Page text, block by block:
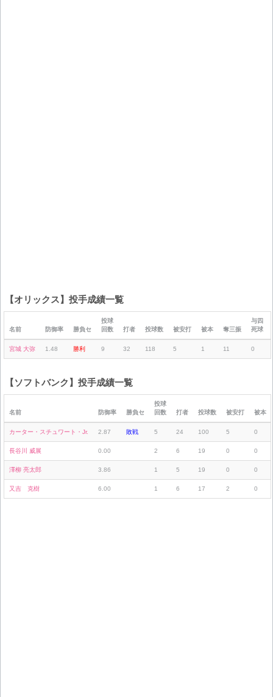
【オリックス】投手成績一覧
名前 防御率 勝負セ
投球
回数
打者 投球数 被安打 被本 奪三振
与四
死球
宮城 大弥 1.48 勝利 9 32 118 5 1 11 0
【ソフトバンク】投手成績一覧
名前 防御率 勝負セ
投球
回数
打者 投球数 被安打 被本
カーター・スチュワート・Jr. 2.87 敗戦 5 24 100 5 0
長谷川 威展 0.00 2 6 19 0 0
澤柳 亮太郎 3.86 1 5 19 0 0
又吉 克樹 6.00 1 6 17 2 0